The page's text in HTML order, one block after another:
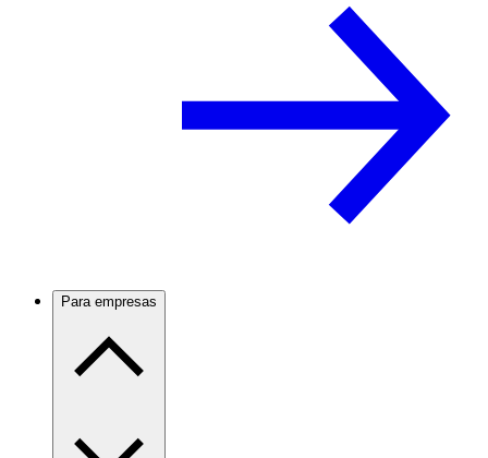
Para empresas